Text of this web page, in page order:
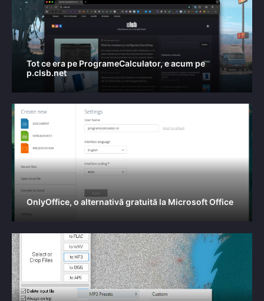
Tot ce era pe ProgrameCalculator, e acum pe
p.clsb.net
OnlyOffice, o alternativă gratuită la Microsoft Office